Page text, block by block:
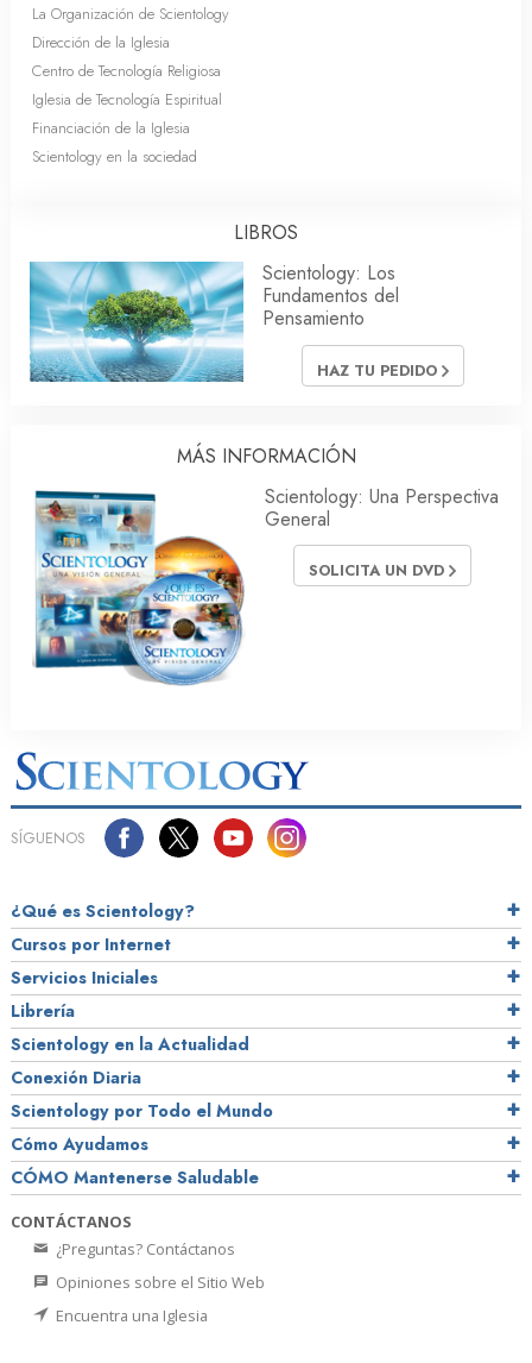
La Organización de Scientology
Dirección de la Iglesia
Centro de Tecnología Religiosa
Iglesia de Tecnología Espiritual
Financiación de la Iglesia
Scientology en la sociedad
LIBROS
Scientology: Los
Fundamentos del
Pensamiento
HAZ TU PEDIDO
MÁS INFORMACIÓN
Scientology: Una Perspectiva
General
SOLICITA UN DVD
SÍGUENOS
¿Qué es Scientology?
Cursos por Internet
Servicios Iniciales
Librería
Scientology en la Actualidad
Conexión Diaria
Scientology por Todo el Mundo
Cómo Ayudamos
CÓMO Mantenerse Saludable
CONTÁCTANOS
¿Preguntas? Contáctanos
Opiniones sobre el Sitio Web
Encuentra una Iglesia